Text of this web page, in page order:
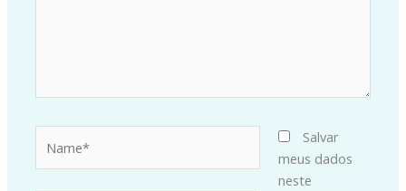
Salvar
meus dados
neste